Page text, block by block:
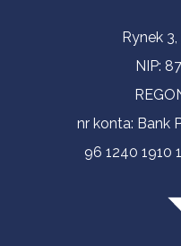
Informacje
Rynek
NIP:
nr konta: Bank
96 1240 1910